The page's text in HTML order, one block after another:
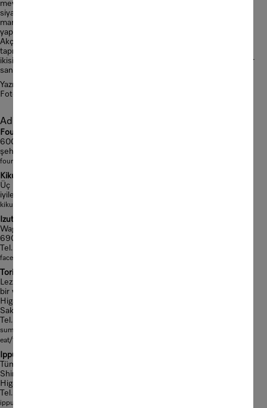
mevsimin kendisine de göndermede bulunuyor. Takaya-san Senior,
siyah bir tabakta tamamı minyatür ve gerçeğini yansıtan renklerdeki
mantarlar, köknar kozalakları, çam iğneleri ve bir avuç akçaağaç
yapraklarıyla oluşturduğu “Fukiyose” adlı leziz tarifiyle gurur duyuyor.
Akçaağaç yaprağının açık kırmızı rengi, Kasım ayında Kyoto
tapınaklarının bahçelerinde bulunan ağaçların rengini yansıtıyor. Her
ikisi de gözlerinize bir ziyafet çektiriyor. Maalesef bu zarif ve yenebilir
sanat eseri, yiyip bitirmek için fazlasıyla başarılı.
Yazı: Kiki Baron
Fotoğraflar: Paul Spierenburg
Adresler
Four Seasons Kyoto
600 yıllık park manzarasıyla ve modern Japon tarzıyla hizmet veren
şehrin en yeni lüks oteli.
fourseasons.com
Kikunoi
Üç Michelin yıldızına sahip bu kaiseki restoranı Kyoto’nun en
iyilerinden biri.
kikunoi.jp/english
Izutsuya
Wagyu tutkunlarının mutlaka görmesi gereken bir yer.
690 Osakazaimokucho Sakaimachidori 3jyo Noburo Nakagyu-ku
Tel. +81 75-222-29 01
facebook.com/sanjou.izutsuya
Torito
Lezzetli tavuk tarifleriyle iş çıkışında ziyaret edebileceğiniz modern
bir yakitori.
Higashi Marutamachi 9–5, Marutamachi-dori, Kawabata higashi-iru,
Sakyo-ku
Tel. +81 75-752-41 44
sumibi-torito.jp/
eat/1428843/356698
Ippudo
Tüm uzman ramen çorbacıları arasında en popüler olanı.
Shinkyogoku çarşısında: 653-1 Bantoyacho, Nishikokoji Higashi-iru,
Higashi-no-Toin, Nakagyo-ku, Nishiki Bldg 1F
Tel. +81 75-213-88 00
ippudo.com